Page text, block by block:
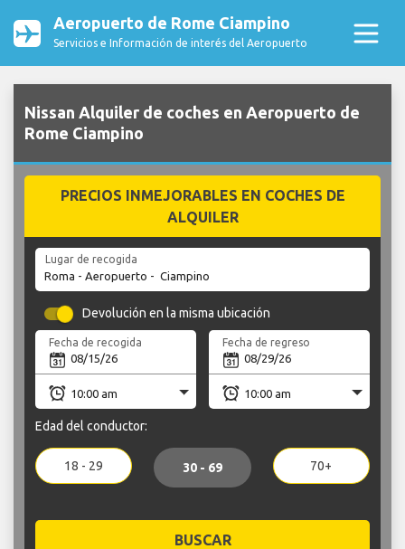
Aeropuerto de Rome Ciampino
Servicios e Información de interés del Aeropuerto
Nissan Alquiler de coches en Aeropuerto de
Rome Ciampino
PRECIOS INMEJORABLES EN COCHES DE
ALQUILER
Lugar de recogida
Devolución en la misma ubicación
Fecha de recogida Fecha de regreso
Edad del conductor:
18 - 29 30 - 69 70+
BUSCAR